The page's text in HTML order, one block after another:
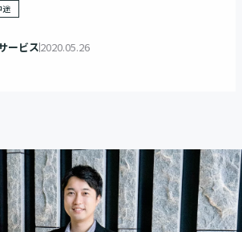
途
ービス2020.05.26